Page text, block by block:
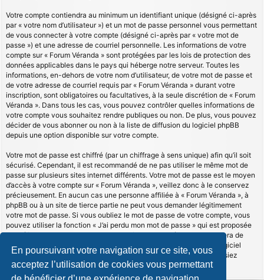
En poursuivant votre navigation sur ce site, vous
acceptez l’utilisation de cookies vous permettant
Votre compte contiendra au minimum un identifiant unique (désigné ci-après
par « votre nom d’utilisateur ») et un mot de passe personnel vous permettant
de vous connecter à votre compte (désigné ci-après par « votre mot de
passe ») et une adresse de courriel personnelle. Les informations de votre
compte sur « Forum Véranda » sont protégées par les lois de protection des
données applicables dans le pays qui héberge notre serveur. Toutes les
informations, en-dehors de votre nom d’utilisateur, de votre mot de passe et
de votre adresse de courriel requis par « Forum Véranda » durant votre
inscription, sont obligatoires ou facultatives, à la seule discrétion de « Forum
Véranda ». Dans tous les cas, vous pouvez contrôler quelles informations de
votre compte vous souhaitez rendre publiques ou non. De plus, vous pouvez
décider de vous abonner ou non à la liste de diffusion du logiciel phpBB
depuis une option disponible sur votre compte.
Votre mot de passe est chiffré (par un chiffrage à sens unique) afin qu’il soit
sécurisé. Cependant, il est recommandé de ne pas utiliser le même mot de
passe sur plusieurs sites internet différents. Votre mot de passe est le moyen
d’accès à votre compte sur « Forum Véranda », veillez donc à le conservez
précieusement. En aucun cas une personne affiliée à « Forum Véranda », à
phpBB ou à un site de tierce partie ne peut vous demander légitimement
votre mot de passe. Si vous oubliez le mot de passe de votre compte, vous
pouvez utiliser la fonction « J’ai perdu mon mot de passe » qui est proposée
par défaut sur le logiciel phpBB. Cette fonctionnalité vous demandera de
spécifier votre nom d’utilisateur et votre adresse de courriel et le logiciel
phpBB générera alors un nouveau mot de passe afin que vous puissiez
reprendre le contrôle de votre compte.